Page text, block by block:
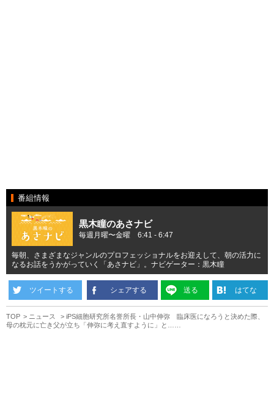
番組情報
黒木瞳のあさナビ
毎週月曜〜金曜 6:41 - 6:47
毎朝、さまざまなジャンルのプロフェッショナルをお迎えして、朝の活力に
なるお話をうかがっていく「あさナビ」。ナビゲーター：黒木瞳
ツイートする シェアする 送る はてな
TOP ニュース
iPS細胞研究所名誉所長・山中伸弥 臨床医になろうと決めた際、
母の枕元に亡き父が立ち「伸弥に考え直すように」と……